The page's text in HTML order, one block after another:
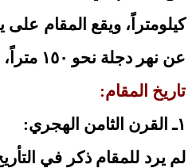
عن نهر دجلة نحو ١٥٠ متراً، ومنطقة أم عكيط اليوم تابعة للنعمانية التي هي من أقضية محافظة واسط.
تاريخ المقام:
١ـ القرن الثامن الهجري:
لم يرد للمقام ذكر في